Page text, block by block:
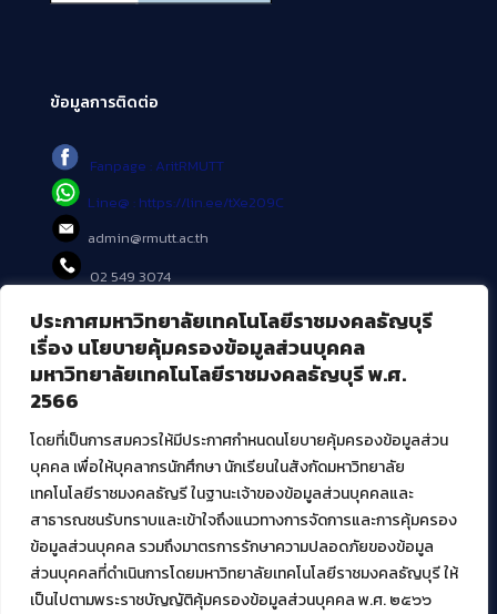
ประกาศมหาวิทยาลัยเทคโนโลยีราชมงคลธัญบุรี
เรื่อง นโยบายคุ้มครองข้อมูลส่วนบุคคล
มหาวิทยาลัยเทคโนโลยีราชมงคลธัญบุรี พ.ศ.
2566
โดยที่เป็นการสมควรให้มีประกาศกำหนดนโยบายคุ้มครองข้อมูลส่วน
บุคคล เพื่อให้บุคลากรนักศึกษา นักเรียนในสังกัดมหาวิทยาลัย
เทคโนโลยีราชมงคลธัญรี ในฐานะเจ้าของข้อมูลส่วนบุคคลและ
สาธารณชนรับทราบและเข้าใจถึงแนวทางการจัดการและการคุ้มครอง
ข้อมูลส่วนบุคคล รวมถึงมาตรการรักษาความปลอดภัยของข้อมูล
ส่วนบุคคลที่ดำเนินการโดยมหาวิทยาลัยเทคโนโลยีราชมงคลธัญบุรี ให้
เป็นไปตามพระราชบัญญัติคุ้มครองข้อมูลส่วนบุคคล พ.ศ. ๒๕๖๖
ข้อมูลการติดต่อ
Fanpage : AritRMUTT
Line@ : https://lin.ee/tXe209C
admin@rmutt.ac.th
02 549 3074
บริการอื่นๆ ของ สวส.
ศูนย์สื่อดิจิทัล
ศูนย์นวัตกรรมและความรู้
สมัยใหม่ (MoSeC)
งานบริการวิชาการให้กับหน่วยงานภายนอก
โครงการส่งเสริมและพัฒนาผู้ประกอบการ SME โดย. มทร.ธัญบุรี
กิจกรรมการเชื่อมโยงเครือข่ายผู้ให้บริการเครื่องจักรกลทางการ